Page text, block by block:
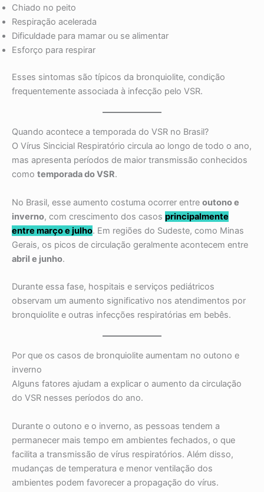
Chiado no peito
Respiração acelerada
Dificuldade para mamar ou se alimentar
Esforço para respirar
Esses sintomas são típicos da bronquiolite, condição
frequentemente associada à infecção pelo VSR.
Quando acontece a temporada do VSR no Brasil?
O Vírus Sincicial Respiratório circula ao longo de todo o ano,
mas apresenta períodos de maior transmissão conhecidos
como temporada do VSR.
No Brasil, esse aumento costuma ocorrer entre outono e
inverno, com crescimento dos casos principalmente
entre março e julho. Em regiões do Sudeste, como Minas
Gerais, os picos de circulação geralmente acontecem entre
abril e junho.
Durante essa fase, hospitais e serviços pediátricos
observam um aumento significativo nos atendimentos por
bronquiolite e outras infecções respiratórias em bebês.
Por que os casos de bronquiolite aumentam no outono e
inverno
Alguns fatores ajudam a explicar o aumento da circulação
do VSR nesses períodos do ano.
Durante o outono e o inverno, as pessoas tendem a
permanecer mais tempo em ambientes fechados, o que
facilita a transmissão de vírus respiratórios. Além disso,
mudanças de temperatura e menor ventilação dos
ambientes podem favorecer a propagação do vírus.